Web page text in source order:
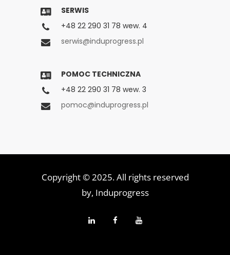
SERWIS
+48 22 290 31 78 wew. 4
serwis@induprogress.pl
POMOC TECHNICZNA
+48 22 290 31 78 wew. 3
pomoc@induprogress.pl
Copyright © 2025. All rights reserved
by, Induprogress